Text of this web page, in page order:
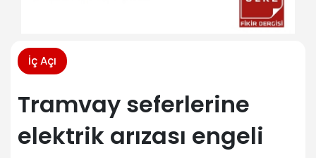
İç Açı
Tramvay seferlerine
elektrik arızası engeli